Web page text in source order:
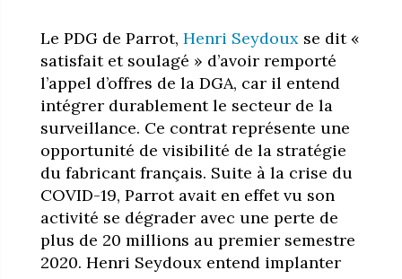
Le PDG de Parrot, Henri Seydouxse dit «
satisfait et soulagé » d’avoir remporté
l’appel d’offres de la DGA, car il entend
intégrer durablement le secteur de la
surveillance. Ce contrat représente une
opportunité de visibilité de la stratégie
du fabricant français. Suite à la crise du
COVID-19, Parrot avait en effet vu son
activité se dégrader avec une perte de
plus de 20 millions au premier semestre
2020. Henri Seydoux entend implanter